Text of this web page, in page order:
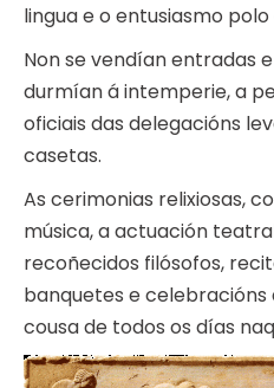
lingua e o entusiasmo
Non se vendían entradas
durmían á intemperie, a
oficiais das delegacións
casetas.
As cerimonias relixiosas,
música, a actuación
recoñecidos filósofos,
banquetes e
cousa de todos os días